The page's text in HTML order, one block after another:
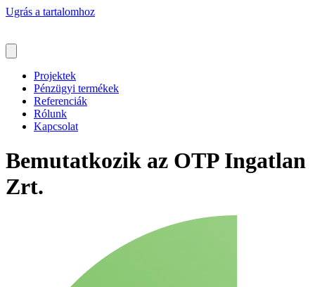
Ugrás a tartalomhoz
Projektek
Pénzügyi termékek
Referenciák
Rólunk
Kapcsolat
Bemutatkozik az OTP Ingatlan
Zrt.